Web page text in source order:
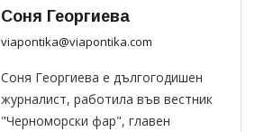
Соня Георгиева
viapontika@viapontika.com
Соня Георгиева е дългогодишен
журналист, работила във вестник
"Черноморски фар", главен